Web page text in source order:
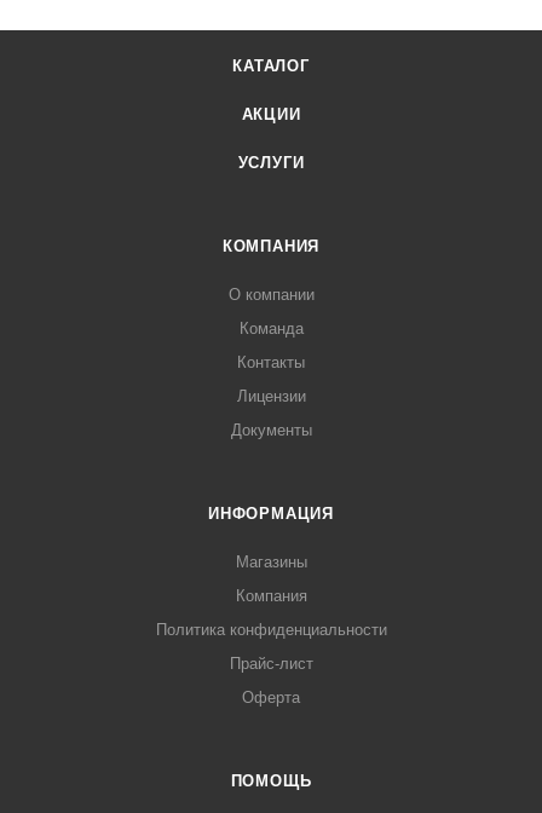
КАТАЛОГ
АКЦИИ
УСЛУГИ
КОМПАНИЯ
О компании
Команда
Контакты
Лицензии
Документы
ИНФОРМАЦИЯ
Магазины
Компания
Политика конфиденциальности
Прайс-лист
Оферта
ПОМОЩЬ